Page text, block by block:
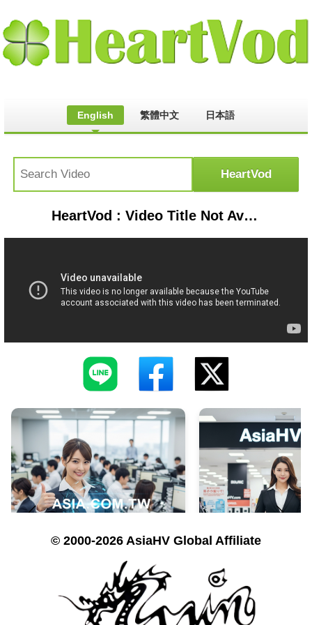
English 繁體中文 日本語
HeartVod : Video Title Not Available
© 2000-2026 AsiaHV Global Affiliate